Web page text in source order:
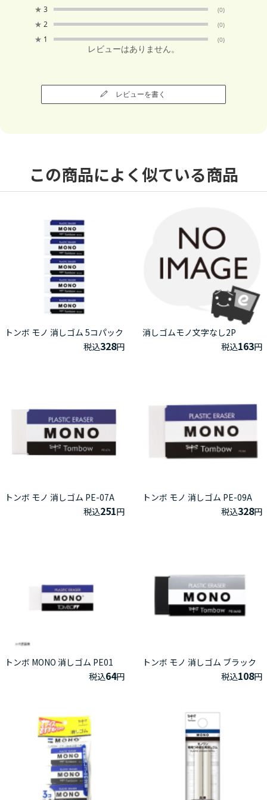
★ 3 (0)
★ 2 (0)
★ 1 (0)
レビューはありません。
レビューを書く
この商品によく似ている商品
トンボ モノ 消しゴム 5コパック
税込328円
消しゴムモノ文字なし2P
税込163円
トンボ モノ 消しゴム PE-07A
税込251円
トンボ モノ 消しゴム PE-09A
税込328円
トンボ MONO 消しゴム PE01
税込64円
トンボ モノ 消しゴム ブラック
税込108円